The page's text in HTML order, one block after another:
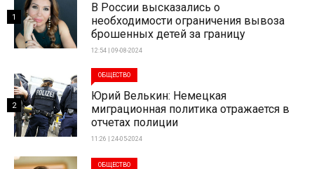
В России высказались о
необходимости ограничения вывоза
брошенных детей за границу
12:54 | 09-08-2024
1
ОБЩЕСТВО
Юрий Велькин: Немецкая
миграционная политика отражается в
отчетах полиции
11:26 | 24-05-2024
2
ОБЩЕСТВО